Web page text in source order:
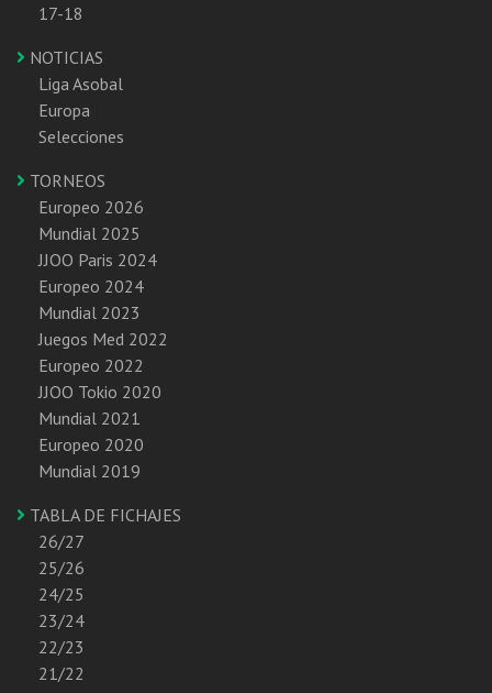
17-18
NOTICIAS
Liga Asobal
Europa
Selecciones
TORNEOS
Europeo 2026
Mundial 2025
JJOO Paris 2024
Europeo 2024
Mundial 2023
Juegos Med 2022
Europeo 2022
JJOO Tokio 2020
Mundial 2021
Europeo 2020
Mundial 2019
TABLA DE FICHAJES
26/27
25/26
24/25
23/24
22/23
21/22